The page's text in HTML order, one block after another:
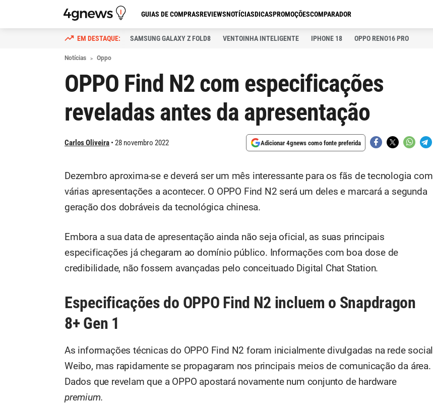
GUIAS DE COMPRASREVIEWSNOTÍCIASDICASPROMOÇÕESCOMPARADOR
SAMSUNG GALAXY Z FOLD8 VENTOINHA INTELIGENTE IPHONE 18 OPPO RENO16 PRO
Notícias Oppo
OPPO Find N2 com especificações
reveladas antes da apresentação
Carlos Oliveira 28 novembro 2022 Adicionar 4gnews como fonte preferida
Dezembro aproxima-se e deverá ser um mês interessante para os fãs de tecnologia com
várias apresentações a acontecer. O OPPO Find N2 será um deles e marcará a segunda
geração dos dobráveis da tecnológica chinesa.
Embora a sua data de apresentação ainda não seja oficial, as suas principais
especificações já chegaram ao domínio público. Informações com boa dose de
credibilidade, não fossem avançadas pelo conceituado Digital Chat Station.
Especificações do OPPO Find N2 incluem o Snapdragon
8+ Gen 1
As informações técnicas do OPPO Find N2 foram inicialmente divulgadas na rede social
Weibo, mas rapidamente se propagaram nos principais meios de comunicação da área.
Dados que revelam que a OPPO apostará novamente num conjunto de hardware
premium.